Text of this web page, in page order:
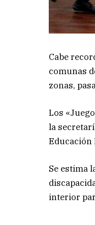
Cabe
comunas
zonas,
Los
la
Educación
Se estima
interior